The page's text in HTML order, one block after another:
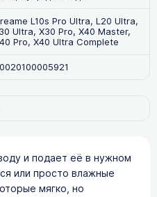
L10s Pro Ultra, L20 Ultra,
Ultra, X30 Pro, X40 Master,
Pro, X40 Ultra Complete
и подает её в нужном
или просто влажные
мягко, но